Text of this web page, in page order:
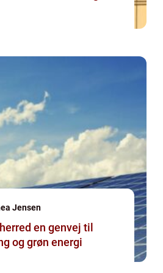
Jensen
genvej til
og grøn energi